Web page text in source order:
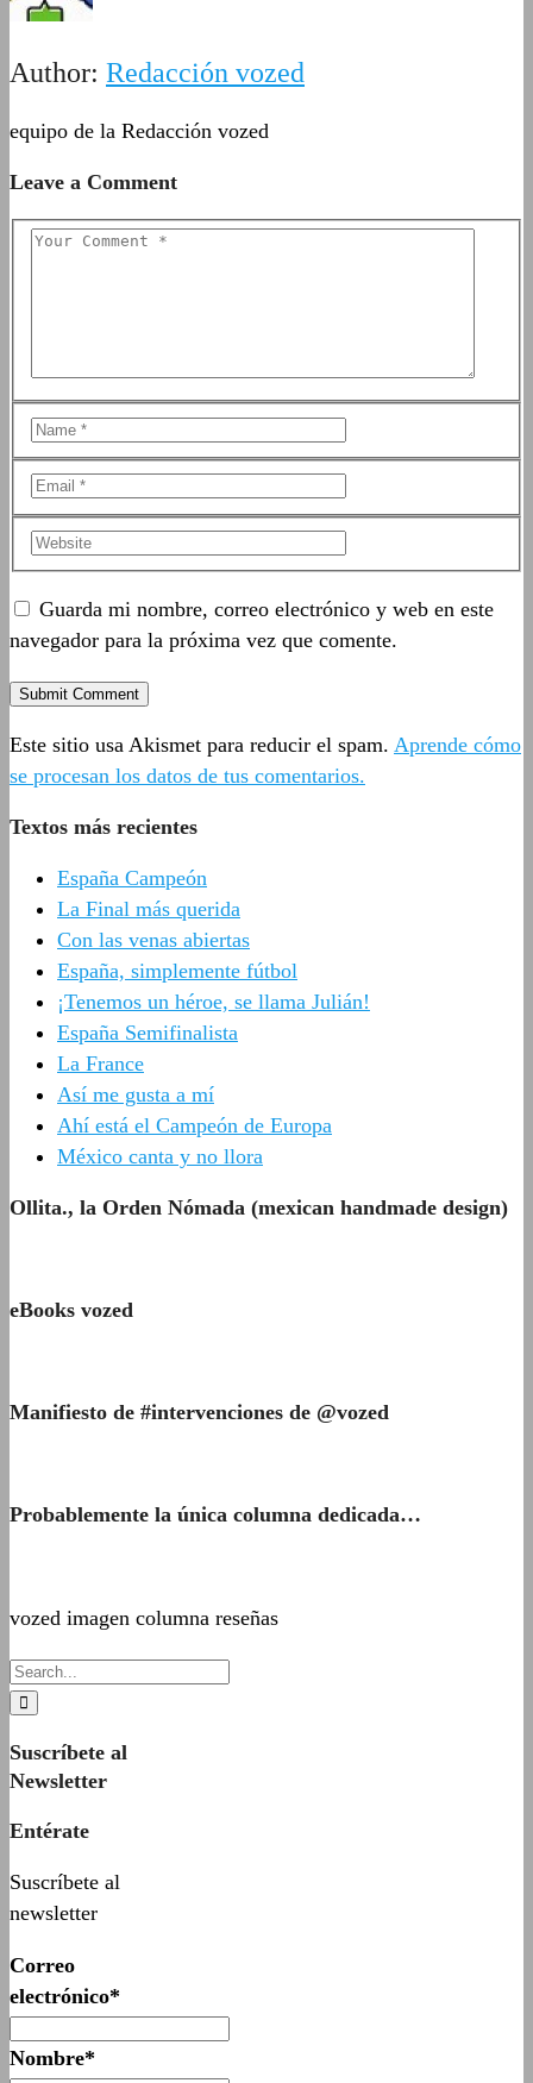
Author: Redacción vozed
equipo de la Redacción vozed
Leave a Comment
Guarda mi nombre, correo electrónico y web en este
navegador para la próxima vez que comente.
Este sitio usa Akismet para reducir el spam. Aprende cómo
se procesan los datos de tus comentarios.
Textos más recientes
España Campeón
La Final más querida
Con las venas abiertas
España, simplemente fútbol
¡Tenemos un héroe, se llama Julián!
España Semifinalista
La France
Así me gusta a mí
Ahí está el Campeón de Europa
México canta y no llora
Ollita., la Orden Nómada (mexican handmade design)
eBooks vozed
Manifiesto de #intervenciones de @vozed
Probablemente la única columna dedicada…
vozed imagen columna reseñas
Suscríbete al
Newsletter
Entérate
Suscríbete al
newsletter
Correo
electrónico*
Nombre*